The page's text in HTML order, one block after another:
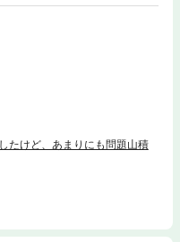
たけど、あまりにも問題山積